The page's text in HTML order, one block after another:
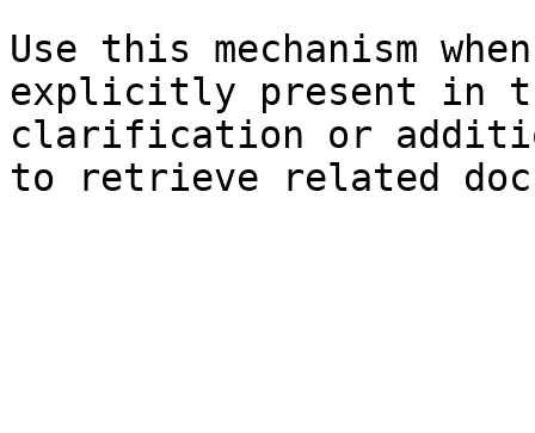
Use this mechanism
explicitly present in
clarification or